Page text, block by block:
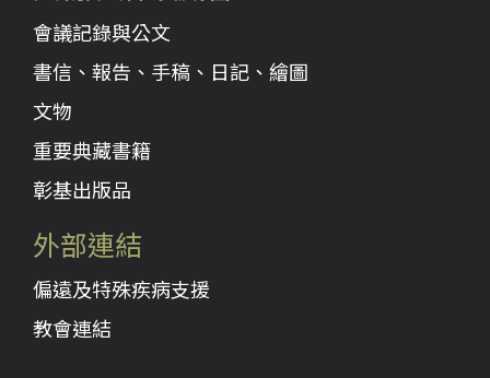
會議記錄與公文
書信、報告、手稿、日記、繪圖
文物
重要典藏書籍
彰基出版品
外部連結
偏遠及特殊疾病支援
教會連結